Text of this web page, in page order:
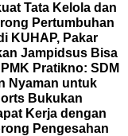
Tata Kelola dan
Pertumbuhan
KUHAP, Pakar
Jampidsus Bisa
Pratikno: SDM
Nyaman untuk
Bukukan
Kerja dengan
Pengesahan